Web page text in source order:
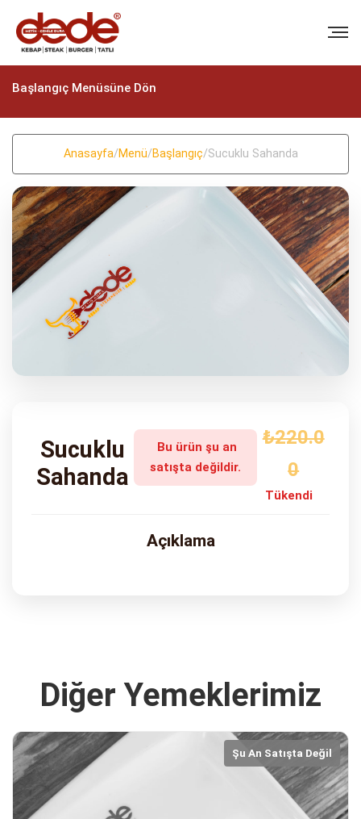
BIZI ARAYIN
+90 (322) 235 57 58
+90 (322) 235 57 58
info@dedekebap.com.tr
ADRES
Başlangıç Menüsüne Dön
Anasayfa/Menü/Başlangıç/Sucuklu Sahanda
Sucuklu
Sahanda
Bu ürün şu an
satışta değildir.
₺220.0
0
Tükendi
Açıklama
Diğer Yemeklerimiz
Şu An Satışta Değil